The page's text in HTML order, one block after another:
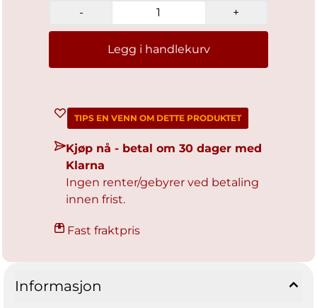
- +
Legg i handlekurv
TIPS EN VENN OM DETTE PRODUKTET
Kjøp nå - betal om 30 dager med
Klarna
Ingen renter/gebyrer ved betaling
innen frist.
Fast fraktpris
Informasjon